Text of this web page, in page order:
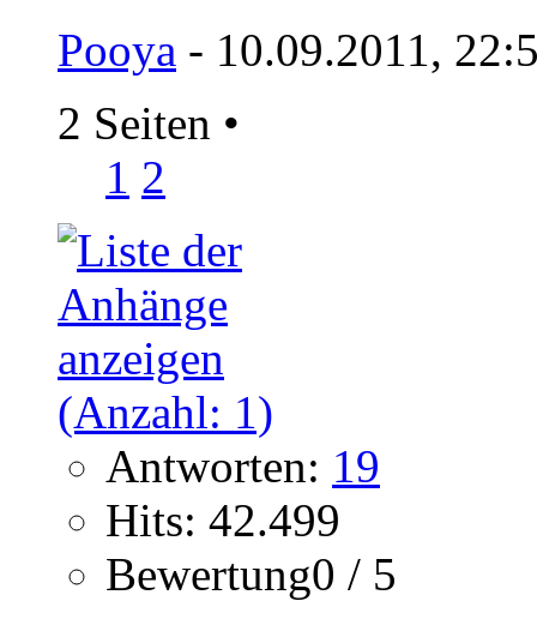
Pooya - 10.09.2011,
2 Seiten •
1 2
Antworten: 19
Hits: 42.499
Bewertung0 / 5